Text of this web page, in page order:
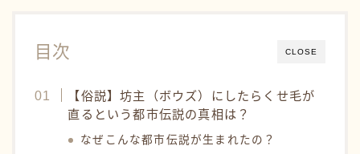
CLOSE
目次
【俗説】坊主（ボウズ）にしたらくせ毛が
直るという都市伝説の真相は？
なぜこんな都市伝説が生まれたの？